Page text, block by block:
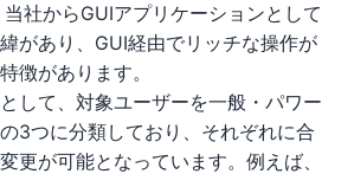
社からGUIアプリケーションとして
があり、GUI経由でリッチな操作が
徴があります。
して、対象ユーザーを一般・パワー
3つに分類しており、それぞれに合
更が可能となっています。例えば、